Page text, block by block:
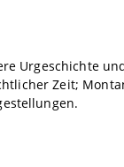
Urgeschichte
Zeit;